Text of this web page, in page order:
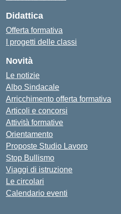
Didattica
Offerta formativa
I progetti delle classi
Novità
Le notizie
Albo Sindacale
Arricchimento offerta formativa
Articoli e concorsi
Attività formative
Orientamento
Proposte Studio Lavoro
Stop Bullismo
Viaggi di istruzione
Le circolari
Calendario eventi